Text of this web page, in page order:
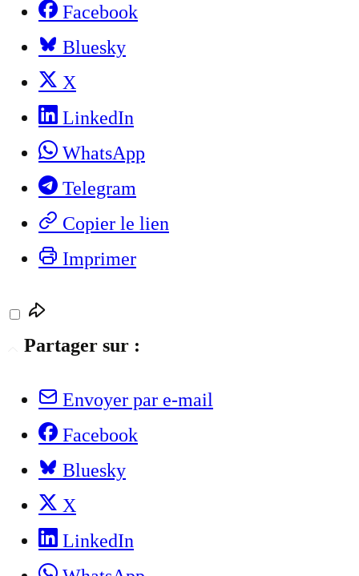
Facebook
Bluesky
X
LinkedIn
WhatsApp
Telegram
Copier le lien
Imprimer
Partager sur :
Envoyer par e-mail
Facebook
Bluesky
X
LinkedIn